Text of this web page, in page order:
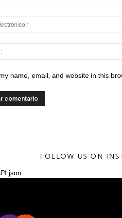
name, email, and website in this
FOLLOW US ON
json